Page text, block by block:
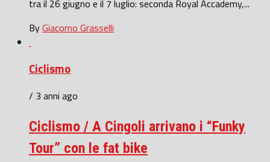
tra il 26 giugno e il 7 luglio: seconda Royal Accademy,...
ByGiacomo Grasselli
Ciclismo
/ 3 anni ago
Ciclismo / A Cingoli arrivano i “Funky
Tour” con le fat bike